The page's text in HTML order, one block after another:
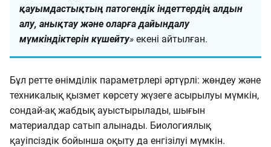
қауымдастықтың патогендік індеттердің алдын
алу, анықтау және оларға дайындалу
мүмкіндіктерін күшейту» екені айтылған.
Бұл ретте өнімділік параметрлері әртүрлі: жөндеу және
техникалық қызмет көрсету жүзеге асырылуы мүмкін,
сондай-ақ жабдық ауыстырылады, шығын
материалдар сатып алынады. Биологиялық
қауіпсіздік бойынша оқыту да енгізілуі мүмкін.